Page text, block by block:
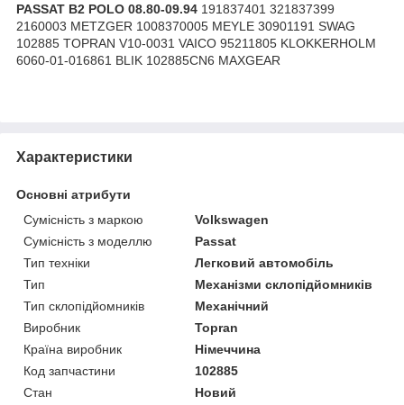
PASSAT B2 POLO 08.80-09.94 191837401 321837399
2160003 METZGER 1008370005 MEYLE 30901191 SWAG
102885 TOPRAN V10-0031 VAICO 95211805 KLOKKERHOLM
6060-01-016861 BLIK 102885CN6 MAXGEAR
Характеристики
Основні атрибути
Сумісність з маркою
Volkswagen
Сумісність з моделлю
Passat
Тип техніки
Легковий автомобіль
Тип
Механізми склопідйомників
Тип склопідйомників
Механічний
Виробник
Topran
Країна виробник
Німеччина
Код запчастини
102885
Стан
Новий